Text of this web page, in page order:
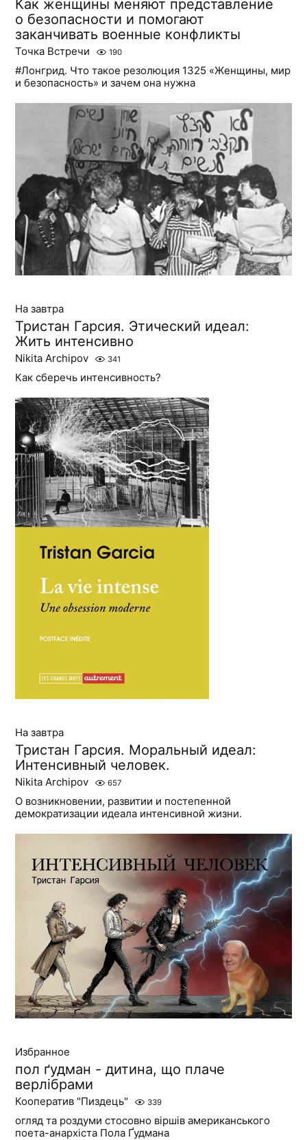
Как женщины меняют представление
о безопасности и помогают
заканчивать военные конфликты
Точка Встречи 190
#Лонгрид. Что такое резолюция 1325 «Женщины, мир
и безопасность» и зачем она нужна
На завтра
Тристан Гарсия. Этический идеал:
Жить интенсивно
Nikita Archipov 341
Как сберечь интенсивность?
На завтра
Тристан Гарсия. Моральный идеал:
Интенсивный человек.
Nikita Archipov 657
О возникновении, развитии и постепенной
демократизации идеала интенсивной жизни.
Избранное
пол ґудман - дитина, що плаче
верлібрами
Кооператив "Пиздець" 339
огляд та роздуми стосовно віршів американського
поета-анархіста Пола Ґудмана